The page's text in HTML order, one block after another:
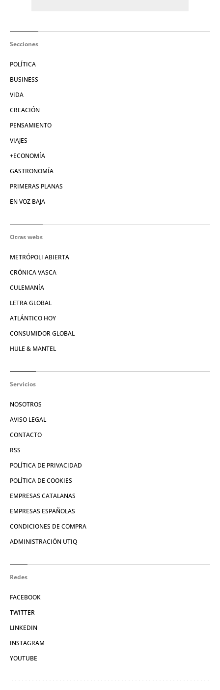
Secciones
POLÍTICA
BUSINESS
VIDA
CREACIÓN
PENSAMIENTO
VIAJES
+ECONOMÍA
GASTRONOMÍA
PRIMERAS PLANAS
EN VOZ BAJA
Otras webs
METRÓPOLI ABIERTA
CRÓNICA VASCA
CULEMANÍA
LETRA GLOBAL
ATLÁNTICO HOY
CONSUMIDOR GLOBAL
HULE & MANTEL
Servicios
NOSOTROS
AVISO LEGAL
CONTACTO
RSS
POLÍTICA DE PRIVACIDAD
POLÍTICA DE COOKIES
EMPRESAS CATALANAS
EMPRESAS ESPAÑOLAS
CONDICIONES DE COMPRA
ADMINISTRACIÓN UTIQ
Redes
FACEBOOK
TWITTER
LINKEDIN
INSTAGRAM
YOUTUBE